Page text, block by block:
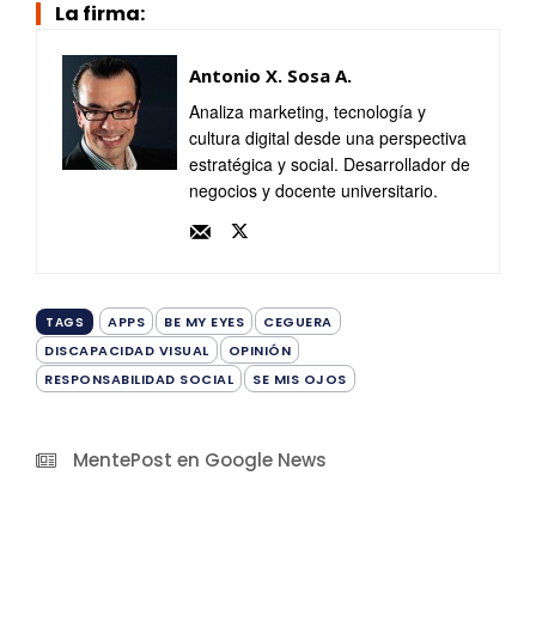
La firma:
Antonio X. Sosa A.
Analiza marketing, tecnología y
cultura digital desde una perspectiva
estratégica y social. Desarrollador de
negocios y docente universitario.
TAGS APPS BE MY EYES
CEGUERA
DISCAPACIDAD VISUAL
OPINIÓN
RESPONSABILIDAD SOCIAL
SE MIS OJOS
MentePost en Google News